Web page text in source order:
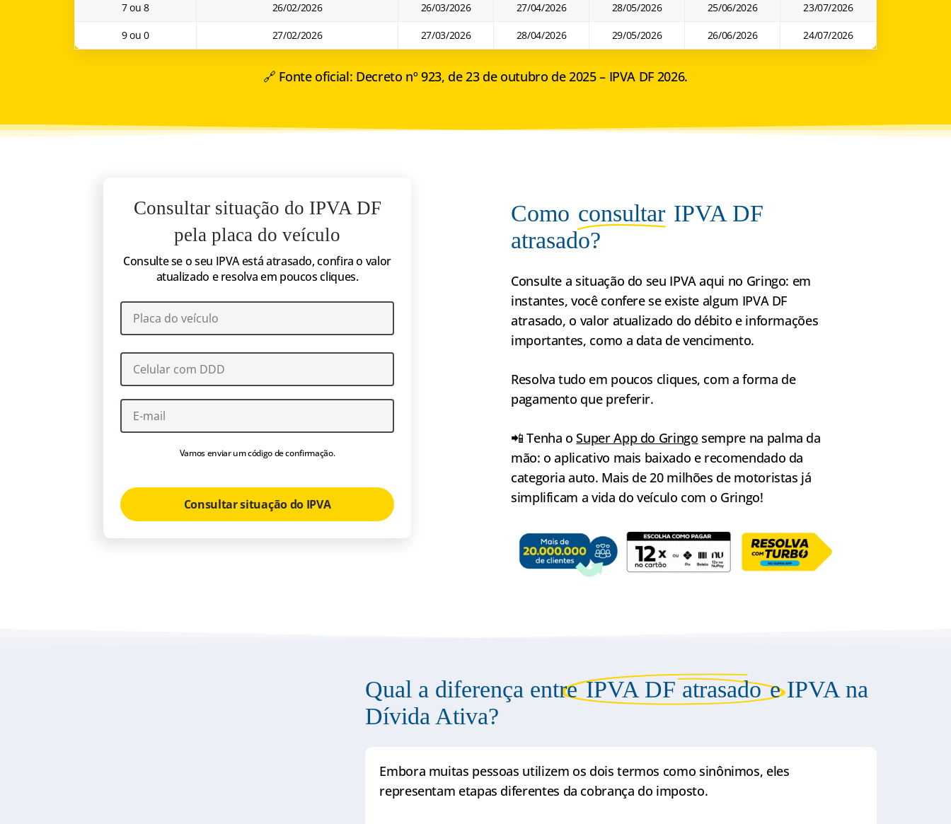
7 ou 8 26/02/2026 26/03/2026 27/04/2026 28/05/2026 25/06/2026 23/07/2026
9 ou 0 27/02/2026 27/03/2026 28/04/2026 29/05/2026 26/06/2026 24/07/2026
🔗 Fonte oficial: Decreto nº 923, de 23 de outubro de 2025 – IPVA DF 2026.
Consultar situação do IPVA DF
pela placa do veículo
Consulte se o seu IPVA está atrasado, confira o valor
atualizado e resolva em poucos cliques.
Vamos enviar um código de confirmação.
Consultar situação do IPVA
Como consultar IPVA DF
atrasado?
Consulte a situação do seu IPVA aqui no Gringo: em
instantes, você confere se existe algum IPVA DF
atrasado, o valor atualizado do débito e informações
importantes, como a data de vencimento.
Resolva tudo em poucos cliques, com a forma de
pagamento que preferir.
📲 Tenha oSuper App do Gringo sempre na palma da
mão: o aplicativo mais baixado e recomendado da
categoria auto. Mais de 20 milhões de motoristas já
simplificam a vida do veículo com o Gringo!
Qual a diferença entreIPVA DF atrasadoe IPVA na
Dívida Ativa?
Embora muitas pessoas utilizem os dois termos como sinônimos, eles
representam etapas diferentes da cobrança do imposto.